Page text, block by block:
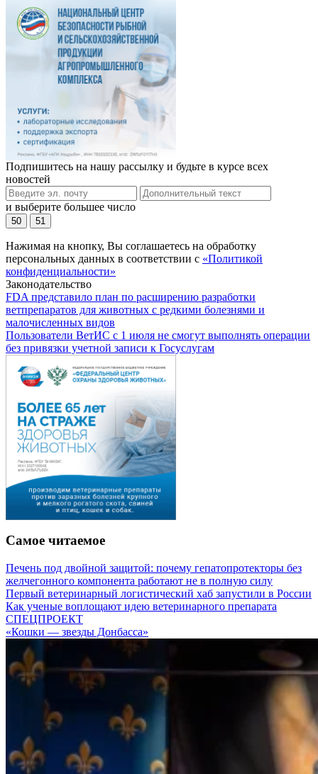
Подпишитесь на нашу рассылку и будьте в курсе всех
новостей
и выберите большее число
50 51
Нажимая на кнопку, Вы соглашаетесь на обработку
персональных данных в соответствии с «Политикой
конфиденциальности»
Законодательство
FDA представило план по расширению разработки
ветпрепаратов для животных с редкими болезнями и
малочисленных видов
Пользователи ВетИС с 1 июля не смогут выполнять операции
без привязки учетной записи к Госуслугам
Самое читаемое
Печень под двойной защитой: почему гепатопротекторы без
желчегонного компонента работают не в полную силу
Первый ветеринарный логистический хаб запустили в России
Как ученые воплощают идею ветеринарного препарата
СПЕЦПРОЕКТ
«Кошки — звезды Донбасса»